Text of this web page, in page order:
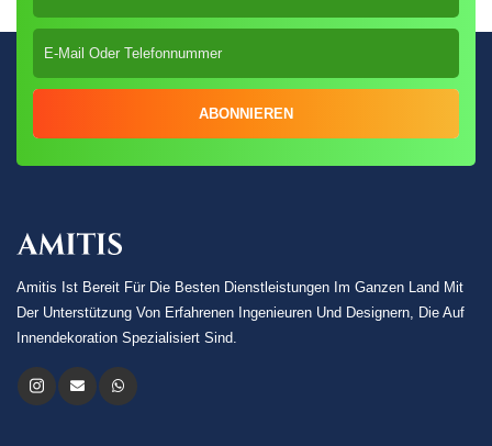
ABONNIEREN
Amitis Ist Bereit Für Die Besten Dienstleistungen Im Ganzen Land Mit
Der Unterstützung Von Erfahrenen Ingenieuren Und Designern, Die Auf
Innendekoration Spezialisiert Sind.